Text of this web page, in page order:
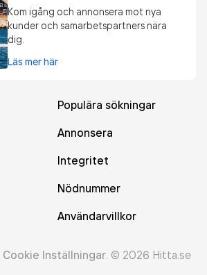
Kom igång och annonsera mot nya
kunder och samarbetspartners nära
dig.
Läs mer här
Populära sökningar
Annonsera
Integritet
Nödnummer
Användarvillkor
Cookie Inställningar. © 2026 Hitta.se